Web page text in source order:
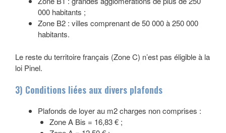
000 habitants ;
Zone B2 : villes comprenant de 50 000 à 250 000
habitants.
Le reste du territoire français (Zone C) n’est pas éligible à la
loi Pinel.
3) Conditions liées aux divers plafonds
Plafonds de loyer au m2 charges non comprises :
Zone A Bis = 16,83 € ;